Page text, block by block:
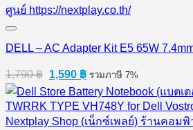
DELL – AC Adapter Kit E5 65W
1,790฿ Original
price
was:
1,790 ฿.
1,590 ฿Current
price
is:
1,590 ฿.
รวมภาษี 7%